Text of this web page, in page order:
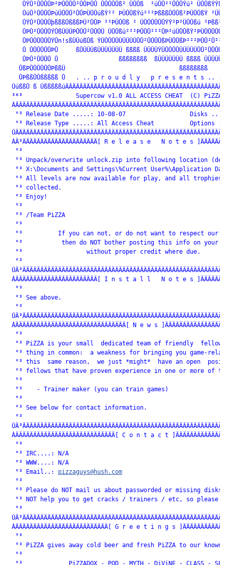
ÛÝÛ²ÛÛÛÛÞ²ÞÛÛÛÛ²ÛÛÞÛÛ ÛÛÛÛÛß² ÜÛÛß  ²úÛÛ²²ÛÛÛÝú²
ÛúÛ²ÛÛÛÛÞúÜÛÛÛ²ÛÛÞÜÛÛúßÝ²² ÞÜÛÛßÝú²²²ÞßßßÛÛÛß²ÞÜÛÛßÝ
ÛÝÛ²ÛÛÛÛþßßßÛßßßÞÜ²ÛÛÞ ²²ÞÜÛÛß ² ÜÛÛÛÛÛÛÝÝ²Þ²ÜÛÛßú
ÛÞÛ²ÛÛÛÛÝÛßÜÜÜÞÛÛÛ²ÛÛÛÜ
ÛÞÛÛÛÛÛÛÝÛn!sßÜÜúßÛß
Û ÛÛÛÛÛÛÞÛ     ßÛÜÜÜßÜÜÜÜÜÜÜ ßßßß ÜÜÜÜÝÜÛÛÛÛÜÜÜÜÜÛÛ²ÛÛÛÛß
ÛÞÛ²ÛÛÛÛ Û                 ßßßßßßßß  ßÜÜÜÜÜÜÜ ßßßß
ÛßÞÛÛÛÛÛÛÞßßÜ                                ßßßßßßßß
   ÛÞßßÛÛßßßßß Û   . .. p r o u d l y   p r e s e n t s .. .
ÚúßßÛ ß
³*³               Supercow v1.0 ALL ACCESS CHEAT  (C)
°³ Release Date .....: 10-08-07                  Disks
°³ Release Type .....: All Access Cheat          Options
ÀÄ³ÄÄÄÄÄÄÄÄÄÄÄÄÄÄÄÄÄÄÄÄÄ[ R e l e a s e   N o t e s
°³
°³ Unpack/overwrite unlock.zip into following location
°³ X:\Documents and Settings\%Current User%\Application
°³ All levels are now available for play, and all trophies
  °³ collected.								    ³°
°³ Enjoy!
°³
°³ /Team PiZZA
°³
°³          If you can not, or do not want to respect our
°³           then do NOT bother posting this info on your
°³                  without proper credit where due.
°³
ÀÄÄÄÄÄÄÄÄÄÄÄÄÄÄÄÄÄÄÄÄÄÄÄ[ I n s t a l l   N o t e s
°³
°³ See above.
°³
ÀÄÄÄÄÄÄÄÄÄÄÄÄÄÄÄÄÄÄÄÄÄÄÄÄÄÄÄÄÄÄÄ[ N e w s
°³
°³ PiZZA is your small  dedicated team of friendly  fellows
°³ thing in common:  a weakness for bringing you game-
°³ this  same reason,  we just *might*  have an open
°³ fellows that have proven experience in one or more of
°³
°³    - Trainer maker (you can train games)
°³
°³ See below for contact information.
°³
ÀÄÄÄÄÄÄÄÄÄÄÄÄÄÄÄÄÄÄÄÄÄÄÄÄÄÄÄÄ[ C o n t a c t
°³
°³ IRC....: N/A
°³ WWW....: N/A
  °³ Email..:
pizzaguys@hush.com
°³
°³ Please do NOT mail us about passworded or missing disks.
°³ NOT help you to get cracks / trainers / etc, so please
°³
ÀÄÄÄÄÄÄÄÄÄÄÄÄÄÄÄÄÄÄÄÄÄÄÄÄÄÄ[ G r e e t i n g s
°³
°³ PiZZA gives away cold beer and fresh PiZZA to our known
°³
°³             PiZZADOX - POD - MYTH - DiViNE - CLASS -